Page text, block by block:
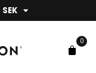
SEK
0